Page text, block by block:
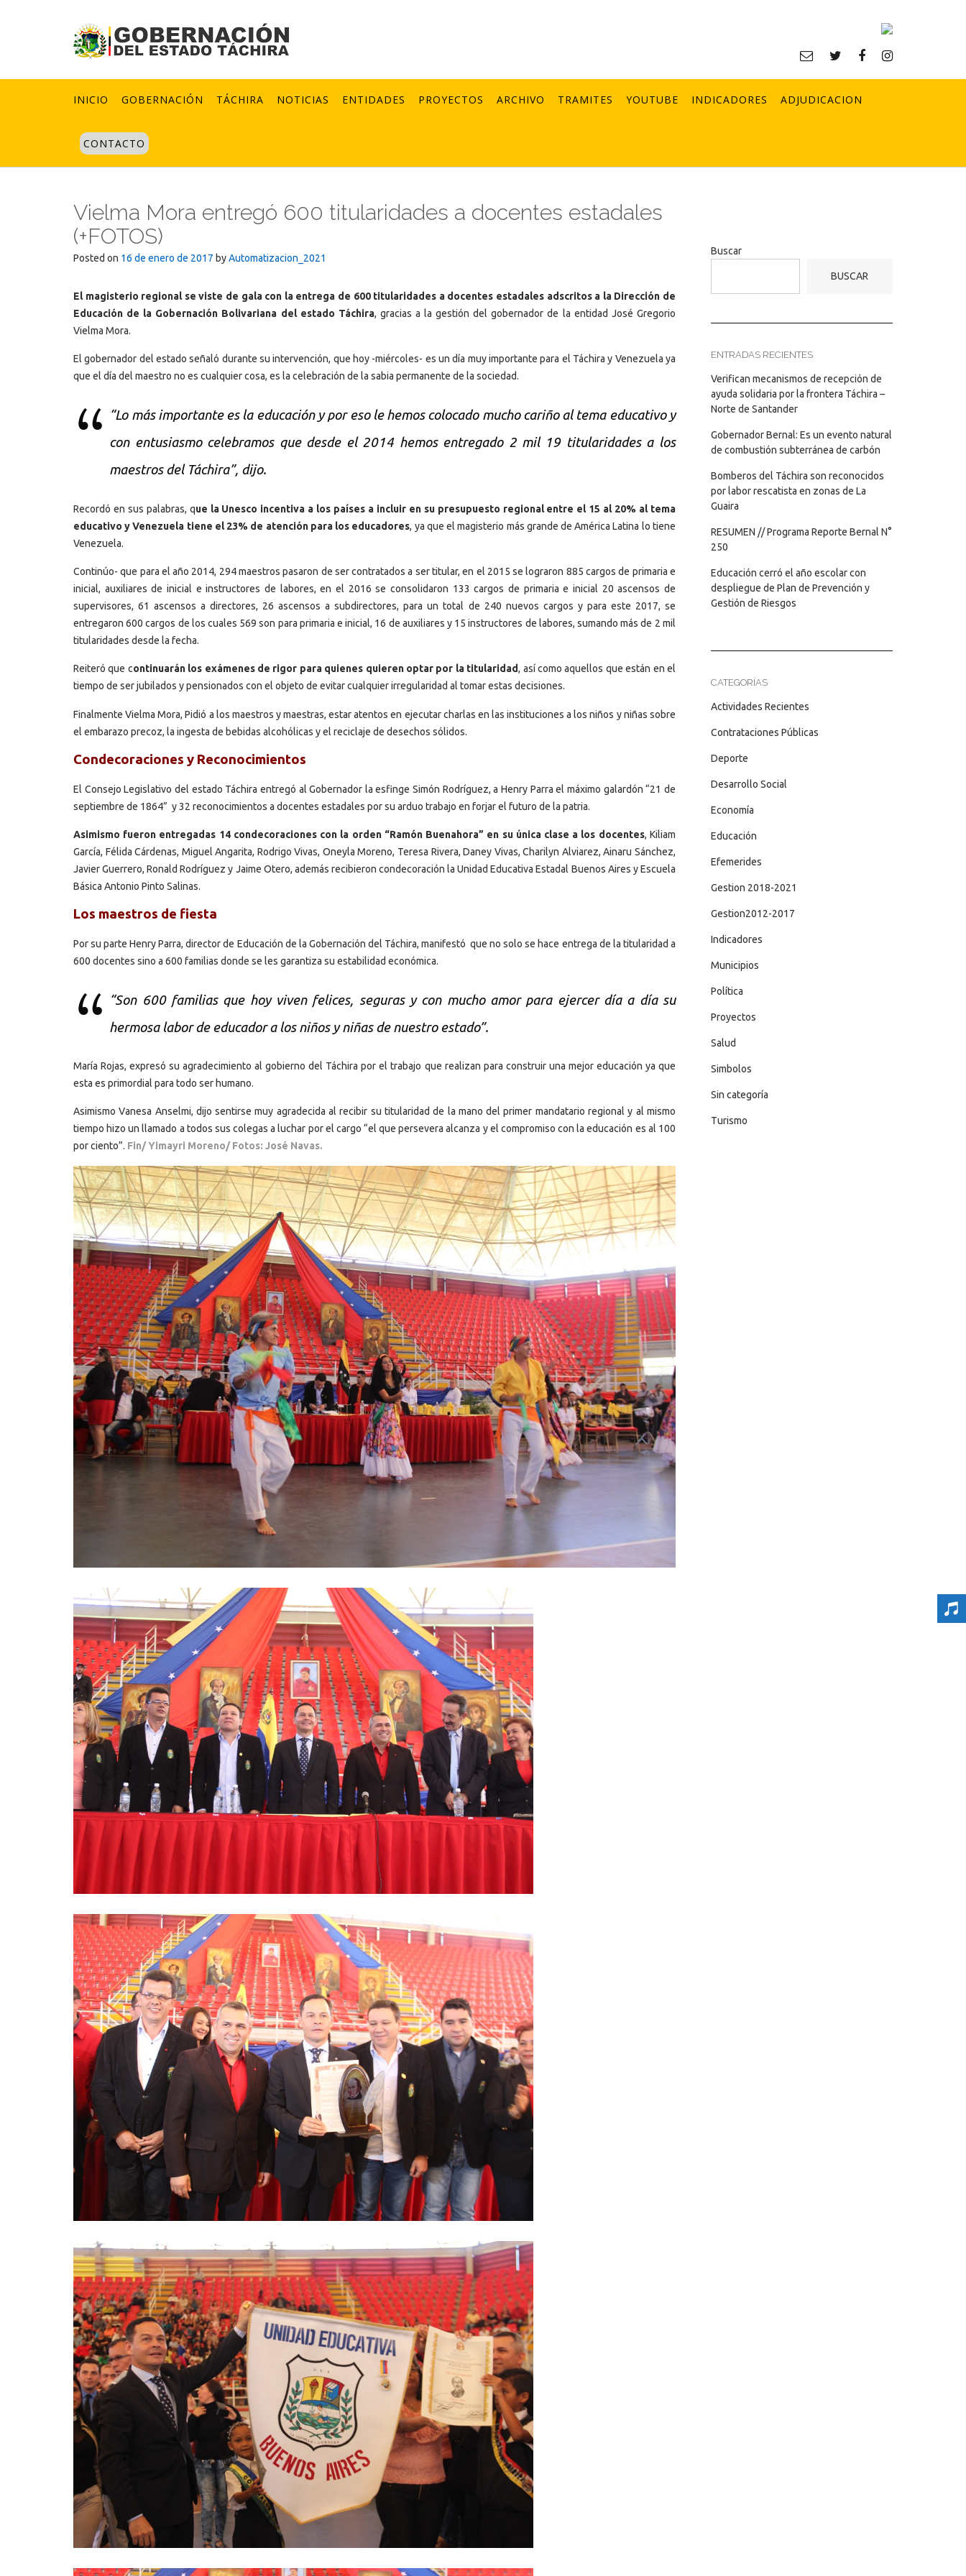
INICIO GOBERNACIÓN TÁCHIRA NOTICIAS ENTIDADES PROYECTOS ARCHIVO TRAMITES YOUTUBE INDICADORES ADJUDICACION
CONTACTO
Vielma Mora entregó 600 titularidades a docentes estadales
(+FOTOS)
Posted on 16 de enero de 2017 byAutomatizacion_2021
El magisterio regional se viste de gala con la entrega de 600 titularidades a docentes estadales adscritos a la Dirección de
Educación de la Gobernación Bolivariana del estado Táchira, gracias a la gestión del gobernador de la entidad José Gregorio
Vielma Mora.
El gobernador del estado señaló durante su intervención, que hoy -miércoles- es un día muy importante para el Táchira y Venezuela ya
que el día del maestro no es cualquier cosa, es la celebración de la sabia permanente de la sociedad.
“Lo más importante es la educación y por eso le hemos colocado mucho cariño al tema educativo y
con entusiasmo celebramos que desde el 2014 hemos entregado 2 mil 19 titularidades a los
maestros del Táchira”, dijo.
Recordó en sus palabras, que la Unesco incentiva a los países a incluir en su presupuesto regional entre el 15 al 20% al tema
educativo y Venezuela tiene el 23% de atención para los educadores, ya que el magisterio más grande de América Latina lo tiene
Venezuela.
Continúo- que para el año 2014, 294 maestros pasaron de ser contratados a ser titular, en el 2015 se lograron 885 cargos de primaria e
inicial, auxiliares de inicial e instructores de labores, en el 2016 se consolidaron 133 cargos de primaria e inicial 20 ascensos de
supervisores, 61 ascensos a directores, 26 ascensos a subdirectores, para un total de 240 nuevos cargos y para este 2017, se
entregaron 600 cargos de los cuales 569 son para primaria e inicial, 16 de auxiliares y 15 instructores de labores, sumando más de 2 mil
titularidades desde la fecha.
Reiteró que continuarán los exámenes de rigor para quienes quieren optar por la titularidad, así como aquellos que están en el
tiempo de ser jubilados y pensionados con el objeto de evitar cualquier irregularidad al tomar estas decisiones.
Finalmente Vielma Mora, Pidió a los maestros y maestras, estar atentos en ejecutar charlas en las instituciones a los niños y niñas sobre
el embarazo precoz, la ingesta de bebidas alcohólicas y el reciclaje de desechos sólidos.
Condecoraciones y Reconocimientos
El Consejo Legislativo del estado Táchira entregó al Gobernador la esfinge Simón Rodríguez, a Henry Parra el máximo galardón “21 de
septiembre de 1864” y 32 reconocimientos a docentes estadales por su arduo trabajo en forjar el futuro de la patria.
Asimismo fueron entregadas 14 condecoraciones con la orden “Ramón Buenahora” en su única clase a los docentes, Kiliam
García, Félida Cárdenas, Miguel Angarita, Rodrigo Vivas, Oneyla Moreno, Teresa Rivera, Daney Vivas, Charilyn Alviarez, Ainaru Sánchez,
Javier Guerrero, Ronald Rodríguez y Jaime Otero, además recibieron condecoración la Unidad Educativa Estadal Buenos Aires y Escuela
Básica Antonio Pinto Salinas.
Los maestros de fiesta
Por su parte Henry Parra, director de Educación de la Gobernación del Táchira, manifestó que no solo se hace entrega de la titularidad a
600 docentes sino a 600 familias donde se les garantiza su estabilidad económica.
“Son 600 familias que hoy viven felices, seguras y con mucho amor para ejercer día a día su
hermosa labor de educador a los niños y niñas de nuestro estado”.
María Rojas, expresó su agradecimiento al gobierno del Táchira por el trabajo que realizan para construir una mejor educación ya que
esta es primordial para todo ser humano.
Asimismo Vanesa Anselmi, dijo sentirse muy agradecida al recibir su titularidad de la mano del primer mandatario regional y al mismo
tiempo hizo un llamado a todos sus colegas a luchar por el cargo “el que persevera alcanza y el compromiso con la educación es al 100
por ciento”. Fin/ Yimayri Moreno/ Fotos: José Navas.
Buscar
BUSCAR
ENTRADAS RECIENTES
Verifican mecanismos de recepción de
ayuda solidaria por la frontera Táchira –
Norte de Santander
Gobernador Bernal: Es un evento natural
de combustión subterránea de carbón
Bomberos del Táchira son reconocidos
por labor rescatista en zonas de La
Guaira
RESUMEN // Programa Reporte Bernal N°
250
Educación cerró el año escolar con
despliegue de Plan de Prevención y
Gestión de Riesgos
CATEGORÍAS
Actividades Recientes
Contrataciones Públicas
Deporte
Desarrollo Social
Economía
Educación
Efemerides
Gestion 2018-2021
Gestion2012-2017
Indicadores
Municipios
Política
Proyectos
Salud
Simbolos
Sin categoría
Turismo